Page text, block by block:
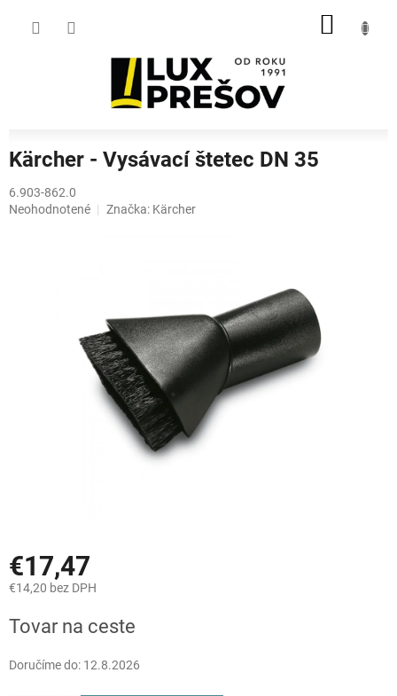
Kärcher - Vysávací štetec DN 35
6.903-862.0
Priemerné
Neohodnotené Značka: Kärcher
€17,47
€14,20 bez DPH
cena:
Tovar na ceste
Doručíme do: 12.8.2026